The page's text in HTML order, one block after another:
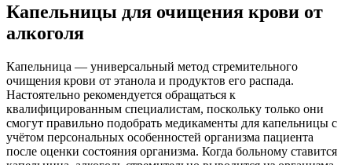
Капельницы для очищения крови от
алкоголя
Капельница — универсальный метод стремительного
очищения крови от этанола и продуктов его распада.
Настоятельно рекомендуется обращаться к
квалифицированным специалистам, поскольку только они
смогут правильно подобрать медикаменты для капельницы с
учётом персональных особенностей организма пациента
после оценки состояния организма. Когда больному ставится